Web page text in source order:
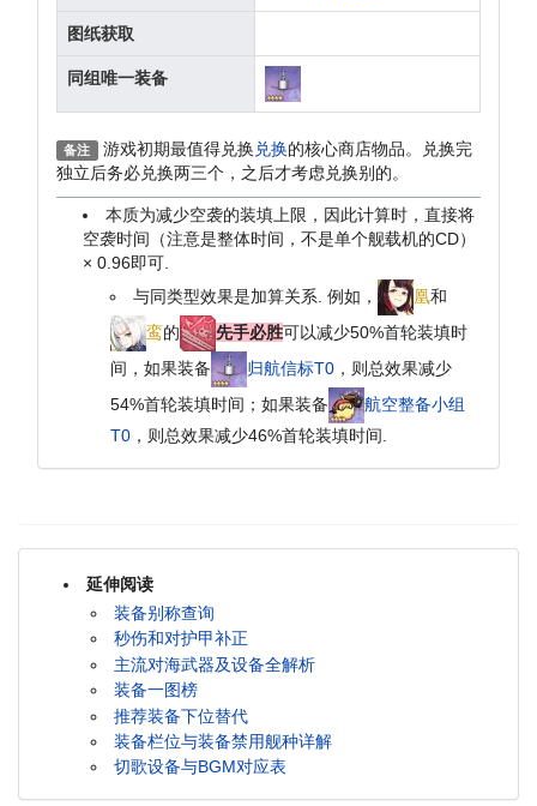
图纸获取
同组唯一装备
备注 游戏初期最值得兑换 兑换的核心商店物品。兑换完
独立后务必兑换两三个，之后才考虑兑换别的。
本质为减少空袭的装填上限，因此计算时，直接将
空袭时间（注意是整体时间，不是单个舰载机的CD）
× 0.96即可.
与同类型效果是加算关系. 例如，
凰和
鸾的 先手必胜可以减少50%首轮装填时
间，如果装备
归航信标T0，则总效果减少
54%首轮装填时间；如果装备
航空整备小组
T0，则总效果减少46%首轮装填时间.
延伸阅读
装备别称查询
秒伤和对护甲补正
主流对海武器及设备全解析
装备一图榜
推荐装备下位替代
装备栏位与装备禁用舰种详解
切歌设备与BGM对应表